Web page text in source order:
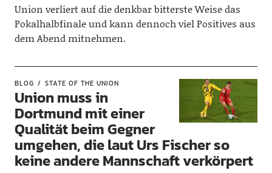
Union verliert auf die denkbar bitterste Weise das
Pokalhalbfinale und kann dennoch viel Positives aus
dem Abend mitnehmen.
BLOG STATE OF THE UNION
Union muss in
Dortmund mit einer
Qualität beim Gegner
umgehen, die laut Urs Fischer so
keine andere Mannschaft verkörpert